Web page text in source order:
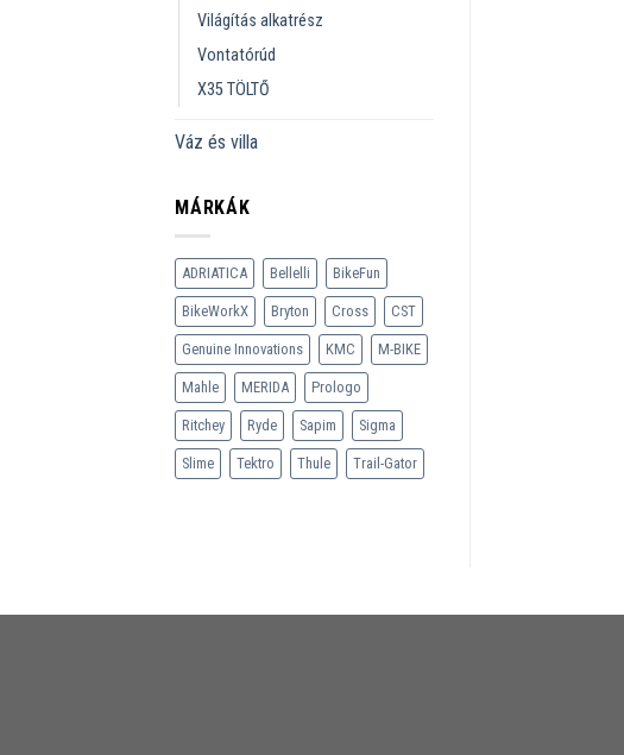
Világítás alkatrész
Vontatórúd
X35 TÖLTŐ
Váz és villa
MÁRKÁK
ADRIATICA Bellelli BikeFun
BikeWorkX Bryton Cross CST
Genuine Innovations KMC M-BIKE
Mahle MERIDA Prologo
Ritchey Ryde Sapim Sigma
Slime Tektro Thule Trail-Gator